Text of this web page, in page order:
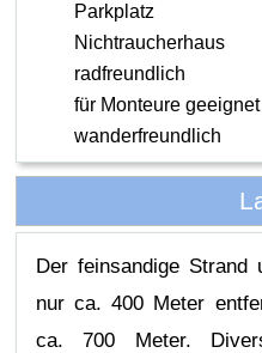
Parkplatz
Nichtraucherhaus
radfreundlich
für Monteure geeignet
wanderfreundlich
Der feinsandige Strand
nur ca. 400 Meter
ca. 700 Meter.